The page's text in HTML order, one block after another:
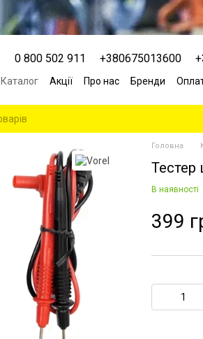
0 800 502 911 +380675013600
Каталог Акції Про нас Бренди
Головна
Тестер
В наявності
399